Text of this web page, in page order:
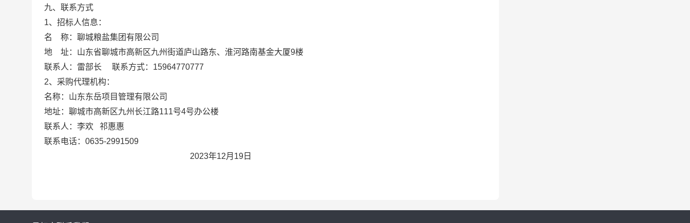
九、联系方式
1、招标人信息：
名
称：聊城粮盐集团有限公司
地
址：山东省聊城市高新区九州街道庐山路东、淮河路南基金大厦9楼
联系人：雷部长
联系方式： 15964770777
2、采购代理机构：
名称：山东东岳项目管理有限公司
地址：聊城市高新区九州长江路111号4号办公楼
联系人：李欢
祁惠惠
联系电话： 0635-2991509
2023年12月 19 日